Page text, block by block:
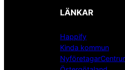
LÄNKAR
Happify
Kinda kommun